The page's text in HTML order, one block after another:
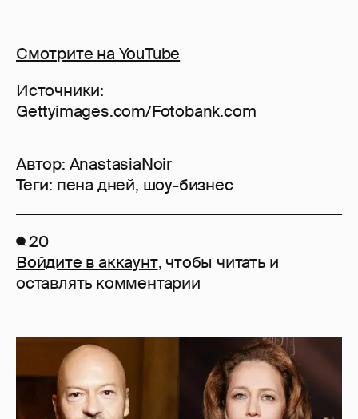
Смотрите на YouTube
Источники:
Gettyimages.com/Fotobank.com
Автор: AnastasiaNoir
Теги: пена дней, шоу-бизнес
20
Войдите в аккаунт, чтобы читать и
оставлять комментарии